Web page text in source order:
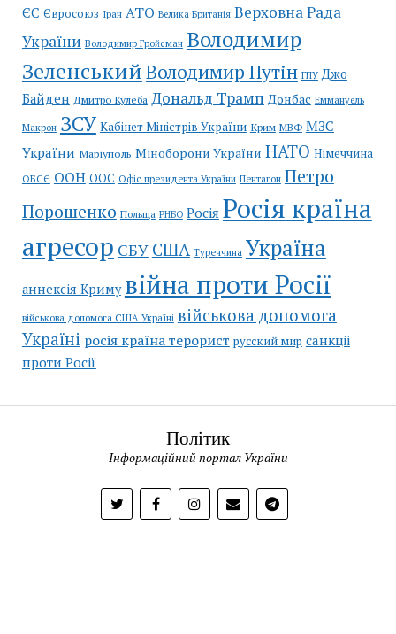
ЄС Євросоюз Іран АТО Велика Британія Верховна Рада
України Володимир Гройсман Володимир
ЗеленськийВолодимир Путін ГПУ Джо
Байден Дмитро Кулеба Дональд Трамп Донбас Еммануель
Макрон ЗСУ Кабінет Міністрів України Крим МВФ МЗС
України Маріуполь Міноборони України НАТО Німеччина
ОБСЄ ООН ООС Офіс президента України Пентагон Петро
Порошенко Польща РНБО Росія Росія країна
агресор СБУ США Туреччина Україна
аннексія Криму війна проти Росії
військова допомога США Україні військова допомога
Україні росія країна терорист русский мир санкціі
проти Росії
Політик
Інформаційний портал України